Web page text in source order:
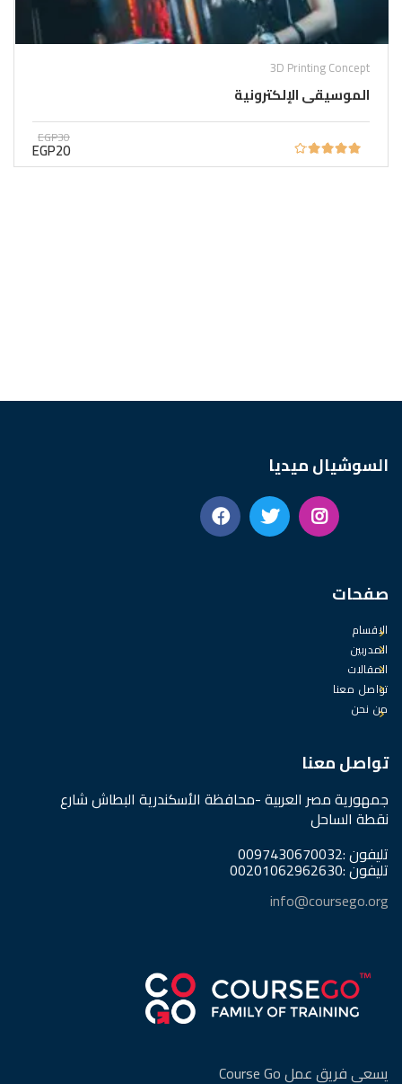
3D Printing Concept
الموسيقى الإلكترونية
EGP30
EGP20
السوشيال ميديا
صفحات
الاقسام
المدربين
المقالات
تواصل معنا
من نحن
تواصل معنا
جمهورية مصر العربية -محافظة الأسكندرية البطاش شارع
نقطة الساحل
تليفون :0097430670032
تليفون :00201062962630
info@coursego.org
يسعى فريق عمل Course Go